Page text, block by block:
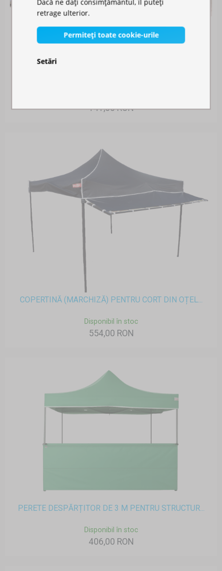
141,00 RON
COPERTINĂ (MARCHIZĂ) PENTRU CORT DIN OȚEL...
Disponibil în stoc
554,00 RON
PERETE DESPĂRȚITOR DE 3 M PENTRU STRUCTUR...
Disponibil în stoc
406,00 RON
Dacă ne dați consimțământul, îl puteți
retrage ulterior.
Permiteți toate cookie-urile
Setări